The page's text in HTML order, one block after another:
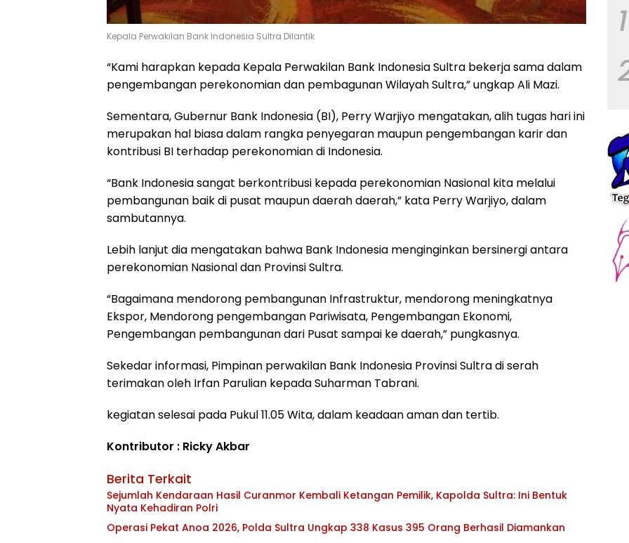
Kepala Perwakilan Bank Indonesia Sultra Dilantik
“Kami harapkan kepada Kepala Perwakilan Bank Indonesia Sultra bekerja sama dalam
pengembangan perekonomian dan pembagunan Wilayah Sultra,” ungkap Ali Mazi.
Sementara, Gubernur Bank Indonesia (BI), Perry Warjiyo mengatakan, alih tugas hari ini
merupakan hal biasa dalam rangka penyegaran maupun pengembangan karir dan
kontribusi BI terhadap perekonomian di Indonesia.
“Bank Indonesia sangat berkontribusi kepada perekonomian Nasional kita melalui
pembangunan baik di pusat maupun daerah daerah,” kata Perry Warjiyo, dalam
sambutannya.
Lebih lanjut dia mengatakan bahwa Bank Indonesia menginginkan bersinergi antara
perekonomian Nasional dan Provinsi Sultra.
“Bagaimana mendorong pembangunan Infrastruktur, mendorong meningkatnya
Ekspor, Mendorong pengembangan Pariwisata, Pengembangan Ekonomi,
Pengembangan pembangunan dari Pusat sampai ke daerah,” pungkasnya.
Sekedar informasi, Pimpinan perwakilan Bank Indonesia Provinsi Sultra di serah
terimakan oleh Irfan Parulian kepada Suharman Tabrani.
kegiatan selesai pada Pukul 11.05 Wita, dalam keadaan aman dan tertib.
Kontributor : Ricky Akbar
Berita Terkait
Sejumlah Kendaraan Hasil Curanmor Kembali Ketangan Pemilik, Kapolda Sultra: Ini Bentuk
Nyata Kehadiran Polri
Operasi Pekat Anoa 2026, Polda Sultra Ungkap 338 Kasus 395 Orang Berhasil Diamankan
1